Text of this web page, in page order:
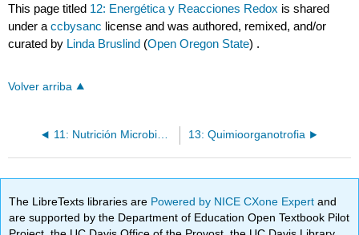
This page titled 12: Energética y Reacciones Redox is shared
under accbysanc license and was authored, remixed, and/or
curated by Linda Bruslind (Open Oregon State) .
Volver arriba
11: Nutrición Microbiana 13: Quimioorganotrofia
The LibreTexts libraries are Powered by NICE CXone Expertand
are supported by the Department of Education Open Textbook Pilot